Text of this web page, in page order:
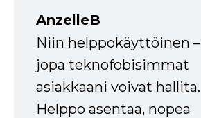
AnzelleB
Niin helppokäyttöinen –
jopa teknofobisimmat
asiakkaani voivat hallita.
Helppo asentaa, nopea